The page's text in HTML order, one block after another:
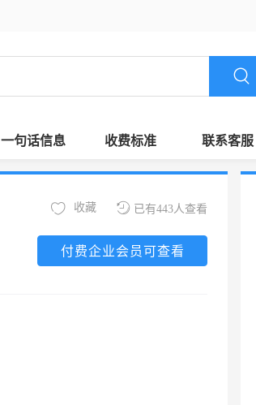
一句话信息 收费标准 联系客服
已有443人查看
收藏
付费企业会员可查看